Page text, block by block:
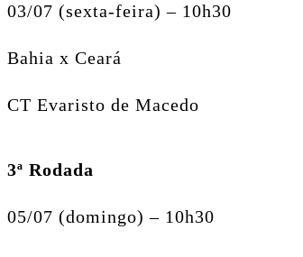
03/07 (sexta-feira) – 10h30
Bahia x Ceará
CT Evaristo de Macedo
3ª Rodada
05/07 (domingo) – 10h30